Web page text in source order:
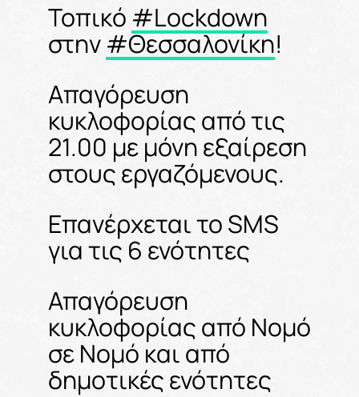
Τοπικό #Lockdown
στην#Θεσσαλονίκη!
Aπαγόρευση
κυκλοφορίας από τις
21.00 με μόνη εξαίρεση
στους εργαζόμενους.
Επανέρχεται το SMS
για τις 6 ενότητες
Απαγόρευση
κυκλοφορίας από Νομό
σε Νομό και από
δημοτικές ενότητες